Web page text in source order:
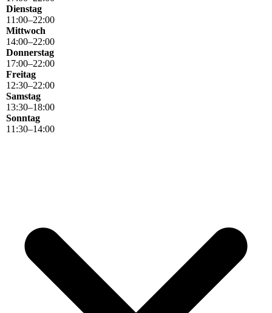
Dienstag
11 :00–22:00
Mittwoch
14:00–22:00
Donnerstag
17:00–22:00
Freitag
12:30–22:00
Samstag
13:30–18:00
Sonntag
11 :30–14:00